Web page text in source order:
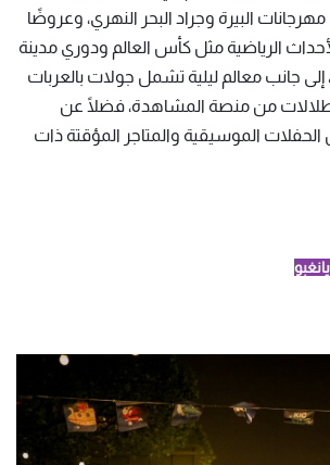
البيرة وجراد البحر النهري، وعروضًا
الرياضية مثل كأس العالم ودوري مدينة
إلى جانب معالم ليلية تشمل جولات بالعربات
من منصة المشاهدة، فضلًا عن
الحفلات الموسيقية والمتاجر المؤقتة ذات